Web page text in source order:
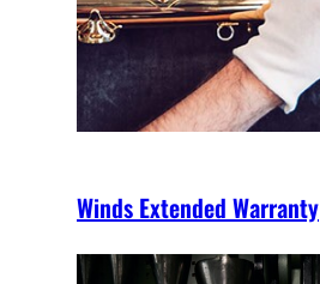
Winds Extended Warranty